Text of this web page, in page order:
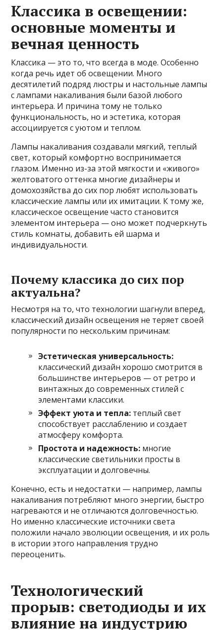
Классика в освещении:
основные моменты и
вечная ценность
Классика — это то, что всегда в моде. Особенно
когда речь идет об освещении. Много
десятилетий подряд люстры и настольные лампы
с лампами накаливания были базой любого
интерьера. И причина тому не только
функциональность, но и эстетика, которая
ассоциируется с уютом и теплом.
Лампы накаливания создавали мягкий, теплый
свет, который комфортно воспринимается
глазом. Именно из-за этой мягкости и «живого»
желтоватого оттенка многие дизайнеры и
домохозяйства до сих пор любят использовать
классические лампы или их имитации. К тому же,
классическое освещение часто становится
элементом интерьера — оно может подчеркнуть
стиль комнаты, добавить ей шарма и
индивидуальности.
Почему классика до сих пор
актуальна?
Несмотря на то, что технологии шагнули вперед,
классический дизайн освещения не теряет своей
популярности по нескольким причинам:
Эстетическая универсальность:
классический дизайн хорошо смотрится в
большинстве интерьеров — от ретро и
винтажных до современных стилей с
элементами классики.
Эффект уюта и тепла: теплый свет
способствует расслаблению и создает
атмосферу комфорта.
Простота и надежность: многие
классические светильники просты в
эксплуатации и долговечны.
Конечно, есть и недостатки — например, лампы
накаливания потребляют много энергии, быстро
нагреваются и не отличаются долговечностью.
Но именно классические источники света
положили начало эволюции освещения, и их роль
в истории этого направления трудно
переоценить.
Технологический
прорыв: светодиоды и их
влияние на индустрию